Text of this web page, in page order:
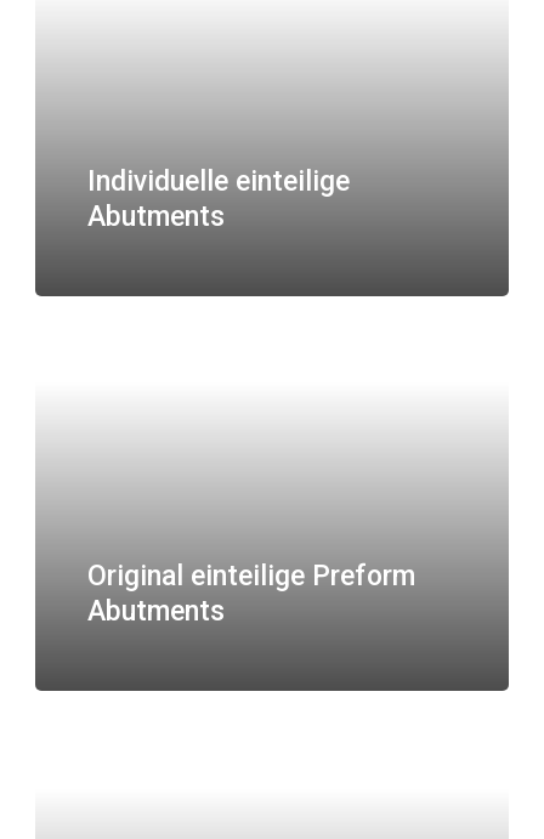
Individuelle einteilige
Abutments
Original einteilige Preform
Abutments